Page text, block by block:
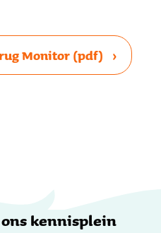
Monitor (pdf)
kennisplein